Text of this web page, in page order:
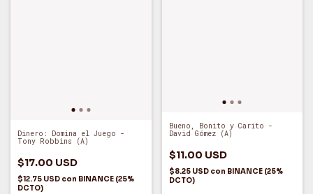
Dinero: Domina el Juego -
Tony Robbins (A)
$17.00 USD
$12.75 USD con BINANCE (25%
DCTO)
Bueno, Bonito y Carito -
David Gómez (A)
$11.00 USD
$8.25 USD con BINANCE (25%
DCTO)